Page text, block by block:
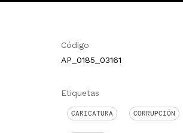
Código
AP_0185_03161
Etiquetas
CARICATURA CORRUPCIÓN